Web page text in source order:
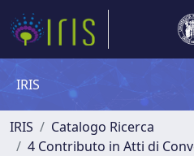
IRIS
IRIS
Catalogo Ricerca
4 Contributo in Atti di